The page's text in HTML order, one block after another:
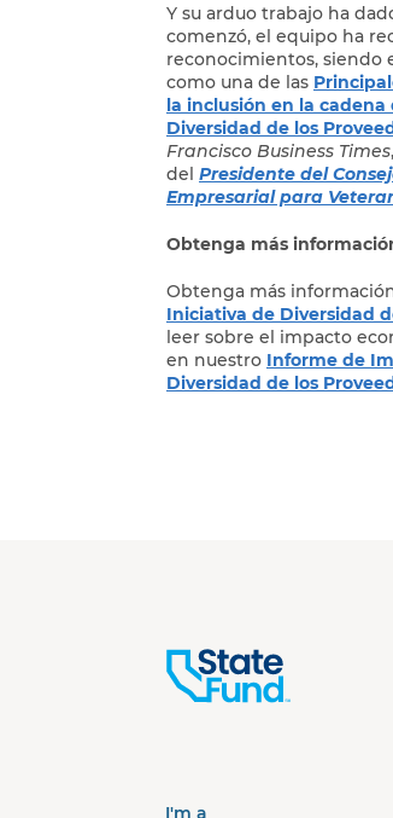
Y su arduo trabajo ha
comenzó, el equipo ha
reconocimientos, siendo
como una de las
la inclusión en la
Diversidad de los
Francisco Business Times
del Presidente del
Empresarial para
Obtenga más
Obtenga más
Iniciativa de Diversidad
leer sobre el impacto
en nuestro Informe de
Diversidad de los
I'm a